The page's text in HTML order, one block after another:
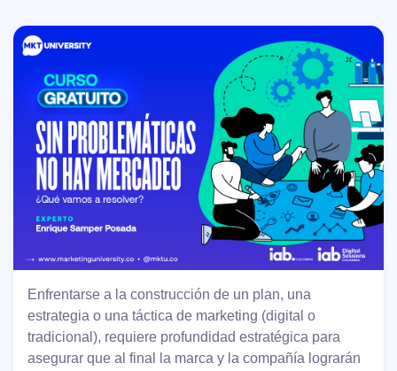
Enfrentarse a la construcción de un plan, una
estrategia o una táctica de marketing (digital o
tradicional), requiere profundidad estratégica para
asegurar que al final la marca y la compañía lograrán